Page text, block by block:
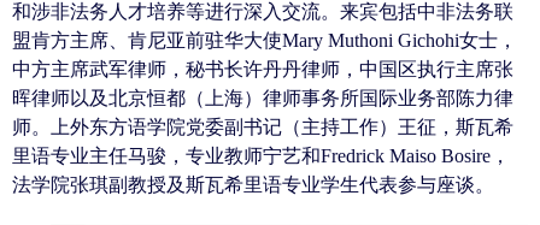
和涉非法务人才培养等进行深入交流。来宾包括中非法务联
盟肯方主席、肯尼亚前驻华大使Mary Muthoni Gichohi女士，
中方主席武军律师，秘书长许丹丹律师，中国区执行主席张
晖律师以及北京恒都（上海）律师事务所国际业务部陈力律
师。上外东方语学院党委副书记（主持工作）王征，斯瓦希
里语专业主任马骏，专业教师宁艺和Fredrick Maiso Bosire ，
法学院张琪副教授及斯瓦希里语专业学生代表参与座谈。